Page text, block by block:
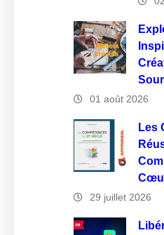
01 août 2026
Les
29 juillet 2026